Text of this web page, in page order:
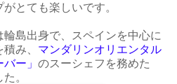
とても楽しいです。
島出身で、スペインを中心に
み、 マンダリンオリエンタル
ー」 のスーシェフを務めた
。